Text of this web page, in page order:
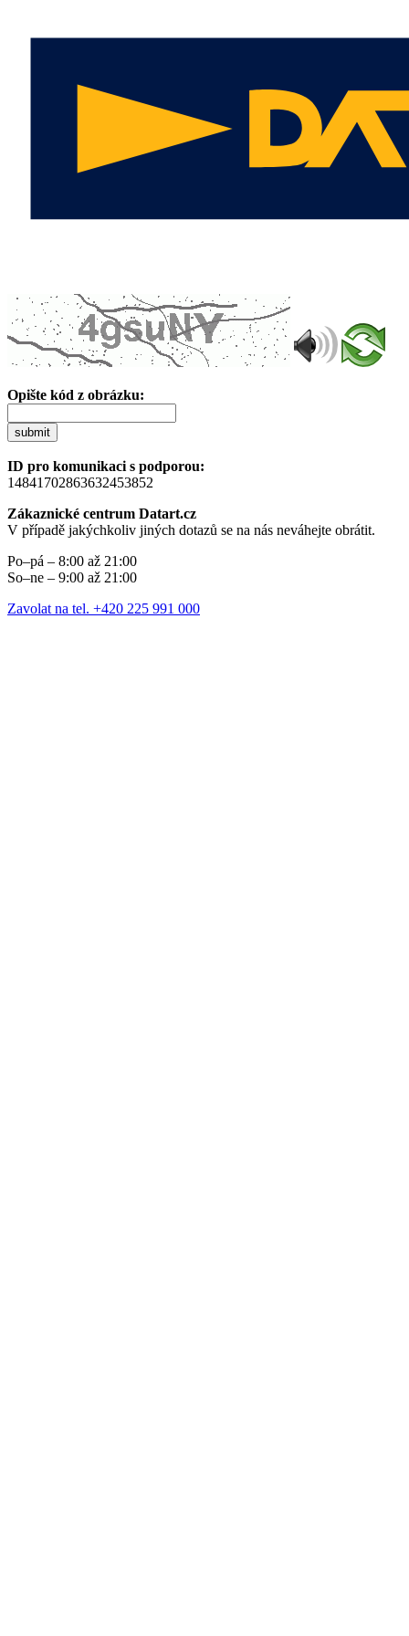
Opište kód z obrázku:
submit
ID pro komunikaci s podporou:
14841702863632453852
Zákaznické centrum Datart.cz
V případě jakýchkoliv jiných dotazů se na nás neváhejte obrátit.
Po–pá – 8:00 až 21:00
So–ne – 9:00 až 21:00
Zavolat na tel. +420 225 991 000